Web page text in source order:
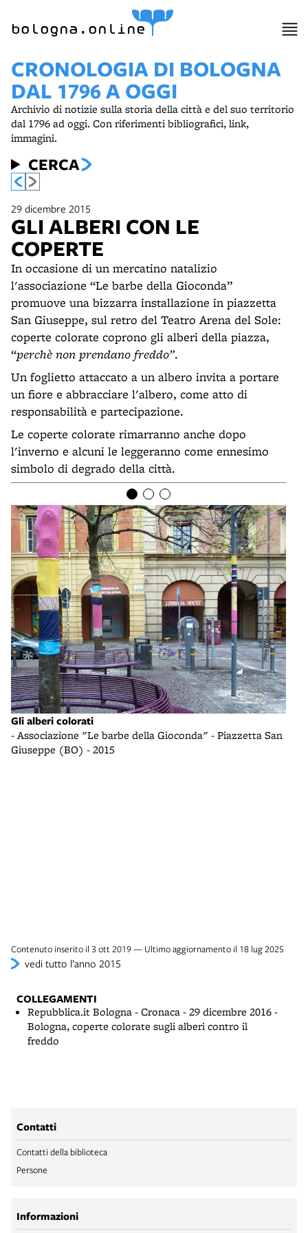
bologna.online
CRONOLOGIA DI BOLOGNA
DAL 1796 A OGGI
Archivio di notizie sulla storia della città e del suo territorio
dal 1796 ad oggi. Con riferimenti bibliografici, link,
immagini.
CERCA
29 dicembre 2015
GLI ALBERI CON LE
COPERTE
In occasione di un mercatino natalizio
l'associazione “Le barbe della Gioconda”
promuove una bizzarra installazione in piazzetta
San Giuseppe, sul retro del Teatro Arena del Sole:
coperte colorate coprono gli alberi della piazza,
“perchè non prendano freddo”.
Un foglietto attaccato a un albero invita a portare
un fiore e abbracciare l'albero, come atto di
responsabilità e partecipazione.
Le coperte colorate rimarranno anche dopo
l'inverno e alcuni le leggeranno come ennesimo
simbolo di degrado della città.
Gli alberi colorati
- Associazione "Le barbe della Gioconda" - Piazzetta San
Giuseppe (BO) - 2015
Contenuto inserito il 3 ott 2019 — Ultimo aggiornamento il 18 lug 2025
vedi tutto l’anno 2015
COLLEGAMENTI
Repubblica.it Bologna - Cronaca - 29 dicembre 2016 -
Bologna, coperte colorate sugli alberi contro il
freddo
Contatti
Contatti della biblioteca
Persone
Informazioni